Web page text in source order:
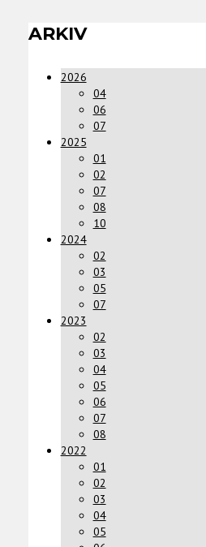
ARKIV
2026
04
06
07
2025
01
02
07
08
10
2024
02
03
05
07
2023
02
03
04
05
06
07
08
2022
01
02
03
04
05